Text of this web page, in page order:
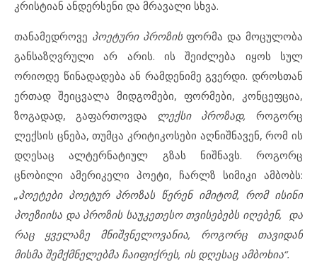
კრისტიან ანდერსენი და მრავალი სხვა.
თანამედროვე პოეტური პროზისფორმა და მოცულობა
განსაზღვრული არ არის. ის შეიძლება იყოს სულ
ორიოდე წინადადება ან რამდენიმე გვერდი. დროსთან
ერთად შეიცვალა მიდგომები, ფორმები, კონცეფცია,
ზოგადად, გაფართოვდა ლექსი პროზად, როგორც
ლექსის ცნება, თუმცა კრიტიკოსები აღნიშნავენ, რომ ის
დღესაც ალტერნატიულ გზას ნიშნავს. როგორც
ცნობილი ამერიკელი პოეტი, ჩარლზ სიმიკი ამბობს:
„პოეტები პოეტურ პროზას წერენ იმიტომ, რომ ისინი
პოეზიისა და პროზის საუკეთესო თვისებებს იღებენ, და
რაც ყველაზე მნიშვნელოვანია, როგორც თავიდან
მისმა შემქმნელებმა ჩაიფიქრეს, ის დღესაც ამბოხია“.